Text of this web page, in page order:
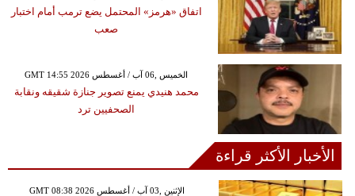
اتفاق «هرمز» المحتمل يضع ترمب أمام اختبار
صعب
GMT 14:55 2026 الخميس ,06 آب / أغسطس
محمد هنيدي يمنع تصوير جنازة شقيقه ونقابة
الصحفيين ترد
الأخبار الأكثر قراءة
GMT 08:38 2026 الإثنين ,03 آب / أغسطس